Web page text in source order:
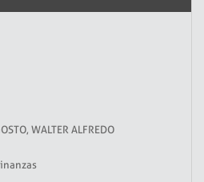
WALTER ALFREDO